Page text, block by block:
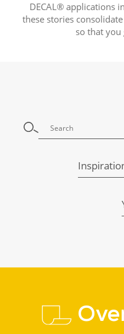
DECAL® applications
these stories
so that you